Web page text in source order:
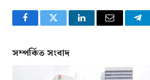
FacebookTwitter LinkedInEmail
সম্পর্কিত সংবাদ